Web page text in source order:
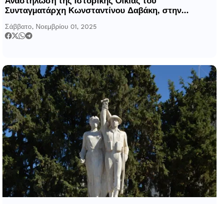
Συνταγματάρχη Κωνσταντίνου Δαβάκη, στην
Σάββατο, Νοεμβρίου 01, 2025